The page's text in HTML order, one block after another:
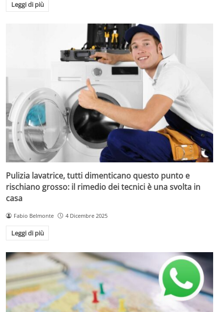
Leggi di più
Pulizia lavatrice, tutti dimenticano questo punto e
rischiano grosso: il rimedio dei tecnici è una svolta in
casa
Fabio Belmonte 4 Dicembre 2025
Leggi di più